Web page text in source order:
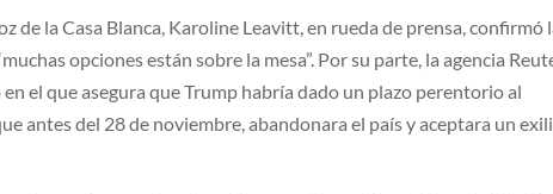
de la Casa Blanca, Karoline Leavitt, en rueda de prensa, confirmó
opciones están sobre la mesa”. Por su parte, la agencia
el que asegura que Trump habría dado un plazo perentorio al
antes del 28 de noviembre, abandonara el país y aceptara un